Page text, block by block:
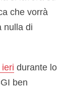
che vorrà
nulla di
durante lo
ben